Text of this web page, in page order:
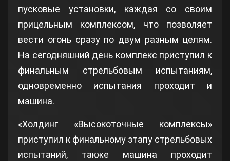
пусковые установки, каждая со своим
прицельным комплексом, что позволяет
вести огонь сразу по двум разным целям.
На сегодняшний день комплекс приступил к
финальным стрельбовым испытаниям,
одновременно испытания проходит и
машина.
«Холдинг «Высокоточные комплексы»
приступил к финальному этапу стрельбовых
испытаний, также машина проходит